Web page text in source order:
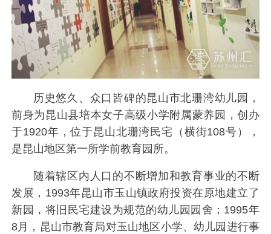
历史悠久、众口皆碑的昆山市北珊湾幼儿园，
前身为昆山县培本女子高级小学附属蒙养园，创办
于1920年，位于昆山北珊湾民宅（横街108号），
是昆山地区第一所学前教育园所。
随着辖区内人口的不断增加和教育事业的不断
发展，1993年昆山市玉山镇政府投资在原地建立了
新园，将旧民宅建设为规范的幼儿园园舍；1995年
8月，昆山市教育局对玉山地区小学、幼儿园进行事